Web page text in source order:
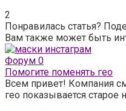
2
Понравилась статья?
Вам также может быть
Форум 0
Помогите поменять гео
Всем привет! Компания
гео показывается старое